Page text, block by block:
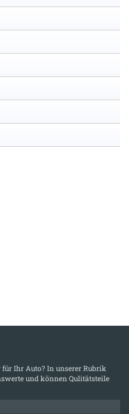
für Ihr Auto? In unserer Rubrik
und können Qulitätsteile